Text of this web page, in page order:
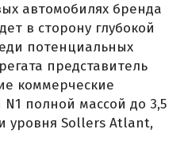
автомобилях бренда
в сторону глубокой
потенциальных
представитель
коммерческие
полной массой до 3,5
уровня Sollers Atlant,